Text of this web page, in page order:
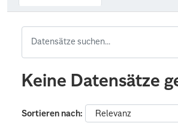
Keine Datensätze
Sortieren nach